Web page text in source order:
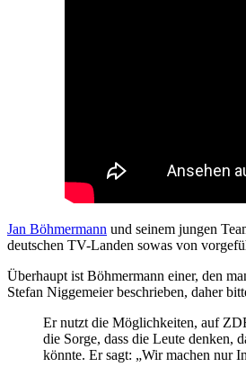
Jan Böhmermann und seinem jungen
deutschen TV-Landen sowas von
Überhaupt ist Böhmermann einer, den
Stefan Niggemeier beschrieben, daher
Er nutzt die Möglichkeiten, auf
die Sorge, dass die Leute denken,
könnte. Er sagt: „Wir machen nur